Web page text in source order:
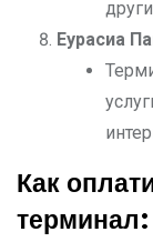
Еурасиа
Как
терминал: